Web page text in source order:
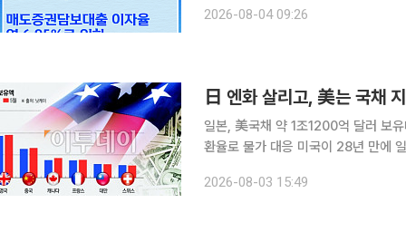
출 금리체계를 연 6.95%의 단일 금
2026-08-04 09:26
日 엔화 살리고, 美는 국채
일본, 美국채 약 1조1200억 달러 보
환율로 물가 대응 미국이 28년 만에 일본과 손잡고 엔화 방어에 나선 배경에는 동맹국 지원만이 아
본 금융기관의 미 국채 매도로 이어질
2026-08-03 15:49